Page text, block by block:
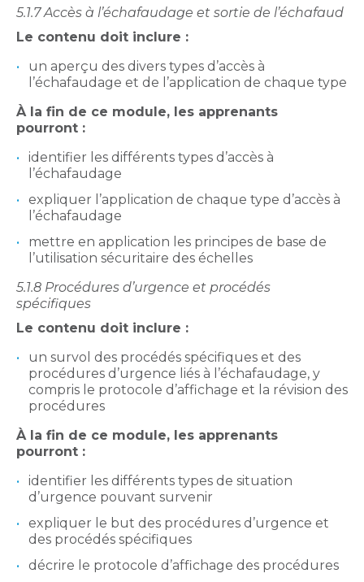
5.1.7 Accès à l’échafaudage et sortie de l’échafaud
Le contenu doit inclure :
un aperçu des divers types d’accès à
l’échafaudage et de l’application de chaque type
À la fin de ce module, les apprenants
pourront :
identifier les différents types d’accès à
l’échafaudage
expliquer l’application de chaque type d’accès à
l’échafaudage
mettre en application les principes de base de
l’utilisation sécuritaire des échelles
5.1.8 Procédures d’urgence et procédés
spécifiques
Le contenu doit inclure :
un survol des procédés spécifiques et des
procédures d’urgence liés à l’échafaudage, y
compris le protocole d’affichage et la révision des
procédures
À la fin de ce module, les apprenants
pourront :
identifier les différents types de situation
d’urgence pouvant survenir
expliquer le but des procédures d’urgence et
des procédés spécifiques
décrire le protocole d’affichage des procédures